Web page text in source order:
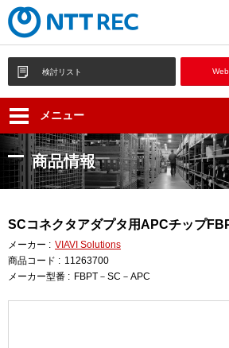
検討リスト
メニュー
商品情報
SCコネクタアダプタ用APCチップ
メーカー : VIAVI Solutions
商品コード : 11263700
メーカー型番 : FBPT－SC－APC